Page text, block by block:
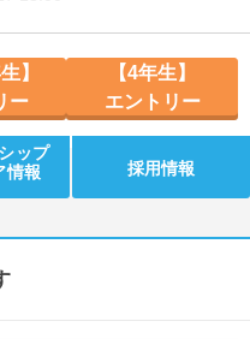
】
ー
【4年生】
エントリー
ップ
情報
採用情報